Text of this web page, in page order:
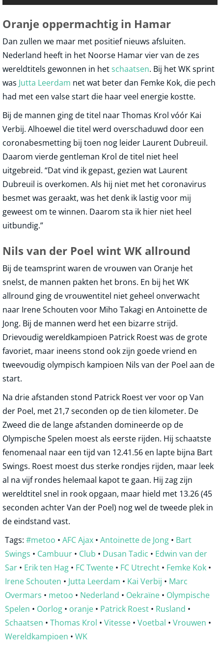
Oranje oppermachtig in Hamar
Dan zullen we maar met positief nieuws afsluiten.
Nederland heeft in het Noorse Hamar vier van de zes
wereldtitels gewonnen in hetschaatsen. Bij het WK sprint
was Jutta Leerdam net wat beter dan Femke Kok, die pech
had met een valse start die haar veel energie kostte.
Bij de mannen ging de titel naar Thomas Krol vóór Kai
Verbij. Alhoewel die titel werd overschaduwd door een
coronabesmetting bij toen nog leider Laurent Dubreuil.
Daarom vierde gentleman Krol de titel niet heel
uitgebreid. “Dat vind ik gepast, gezien wat Laurent
Dubreuil is overkomen. Als hij niet met het coronavirus
besmet was geraakt, was het denk ik lastig voor mij
geweest om te winnen. Daarom sta ik hier niet heel
uitbundig.”
Nils van der Poel wint WK allround
Bij de teamsprint waren de vrouwen van Oranje het
snelst, de mannen pakten het brons. En bij het WK
allround ging de vrouwentitel niet geheel onverwacht
naar Irene Schouten voor Miho Takagi en Antoinette de
Jong. Bij de mannen werd het een bizarre strijd.
Drievoudig wereldkampioen Patrick Roest was de grote
favoriet, maar ineens stond ook zijn goede vriend en
tweevoudig olympisch kampioen Nils van der Poel aan de
start.
Na drie afstanden stond Patrick Roest ver voor op Van
der Poel, met 21,7 seconden op de tien kilometer. De
Zweed die de lange afstanden domineerde op de
Olympische Spelen moest als eerste rijden. Hij schaatste
fenomenaal naar een tijd van 12.41.56 en lapte bijna Bart
Swings. Roest moest dus sterke rondjes rijden, maar leek
al na vijf rondes helemaal kapot te gaan. Hij zag zijn
wereldtitel snel in rook opgaan, maar hield met 13.26 (45
seconden achter Van der Poel) nog wel de tweede plek in
de eindstand vast.
Tags: #metoo • AFC Ajax • Antoinette de Jong • Bart
Swings • Cambuur • Club • Dusan Tadic • Edwin van der
Sar • Erik ten Hag • FC Twente • FC Utrecht • Femke Kok •
Irene Schouten • Jutta Leerdam • Kai Verbij • Marc
Overmars • metoo • Nederland • Oekraïne • Olympische
Spelen • Oorlog • oranje • Patrick Roest • Rusland •
Schaatsen • Thomas Krol • Vitesse • Voetbal • Vrouwen •
Wereldkampioen • WK